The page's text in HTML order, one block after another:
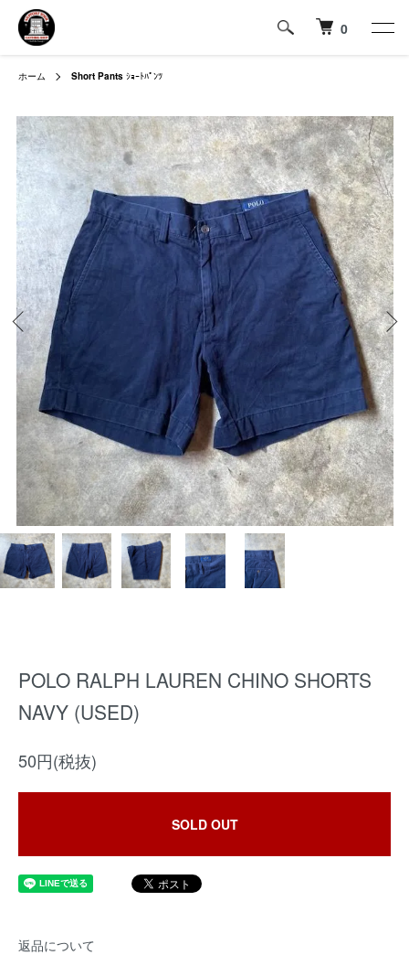
0
ホーム Short Pants ｼｮｰﾄﾊﾟﾝﾂ
POLO RALPH LAUREN CHINO SHORTS
NAVY (USED)
50円(税抜)
SOLD OUT
返品について